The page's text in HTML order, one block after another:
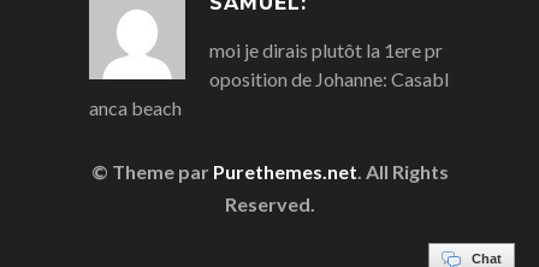
moi je dirais plutôt la 1ere pr
oposition de Johanne: Casabl
anca beach
© Theme par Purethemes.net. All Rights
Reserved.
Chat